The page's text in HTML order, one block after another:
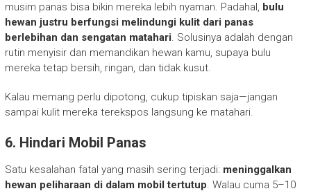
musim panas bisa bikin mereka lebih nyaman. Padahal, bulu
hewan justru berfungsi melindungi kulit dari panas
berlebihan dan sengatan matahari. Solusinya adalah dengan
rutin menyisir dan memandikan hewan kamu, supaya bulu
mereka tetap bersih, ringan, dan tidak kusut.
Kalau memang perlu dipotong, cukup tipiskan saja—jangan
sampai kulit mereka terekspos langsung ke matahari.
6. Hindari Mobil Panas
Satu kesalahan fatal yang masih sering terjadi: meninggalkan
hewan peliharaan di dalam mobil tertutup. Walau cuma 5–10